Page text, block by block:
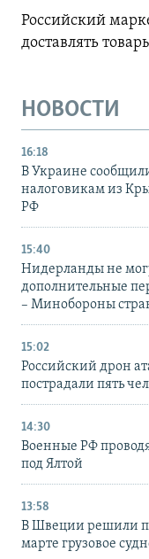
Российский
доставлять
НОВОСТИ
16:18
В Украине
налоговикам из
РФ
15:40
Нидерланды не
дополнительные
– Минобороны
15:02
Российский дрон
пострадали пять
14:30
Военные РФ
под Ялтой
13:58
В Швеции решили
марте грузовое